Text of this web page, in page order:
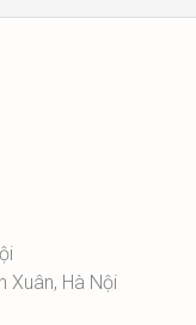
Xuân, Hà Nội